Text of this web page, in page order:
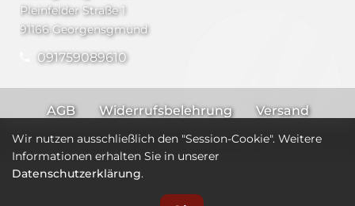
Pleinfelder Straße 1
91166 Georgensgmünd
091759089610
AGB Widerrufsbelehrung
Versand
Impressum
Datenschutz
Wir nutzen ausschließlich den "Session-Cookie". Weitere
Informationen erhalten Sie in unserer
Datenschutzerklärung.